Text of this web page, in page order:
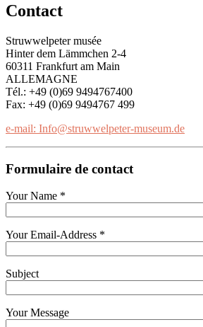
Contact
Struwwelpeter musée
Hinter dem Lämmchen 2-4
60311 Frankfurt am Main
ALLEMAGNE
Tél.: +49 (0)69 9494767400
Fax: +49 (0)69 9494767 499
e-mail: Info@struwwelpeter-museum.de
Formulaire de contact
Your Name *
Your Email-Address *
Subject
Your Message